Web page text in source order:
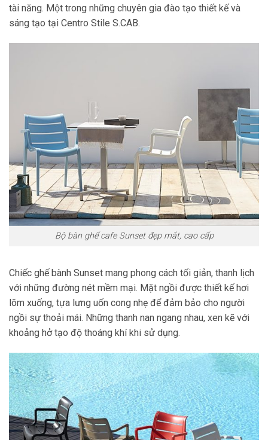
tài năng. Một trong những chuyên gia đào tạo thiết kế và
sáng tạo tại Centro Stile S.CAB.
Bộ bàn ghế cafe Sunset đẹp mắt, cao cấp
Chiếc ghế bành Sunset mang phong cách tối giản, thanh lịch
với những đường nét mềm mại. Mặt ngồi được thiết kế hơi
lõm xuống, tựa lưng uốn cong nhẹ để đảm bảo cho người
ngồi sự thoải mái. Những thanh nan ngang nhau, xen kẽ với
khoảng hở tạo độ thoáng khí khi sử dụng.